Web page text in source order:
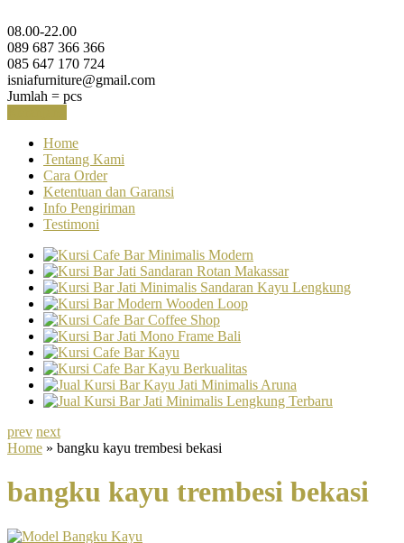
08.00-22.00
089 687 366 366
085 647 170 724
isniafurniture@gmail.com
Jumlah = pcs
Home
Tentang Kami
Cara Order
Ketentuan dan Garansi
Info Pengiriman
Testimoni
prev next
Home » bangku kayu trembesi bekasi
bangku kayu trembesi bekasi